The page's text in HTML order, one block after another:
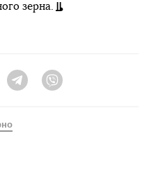
зерна.
Telegram